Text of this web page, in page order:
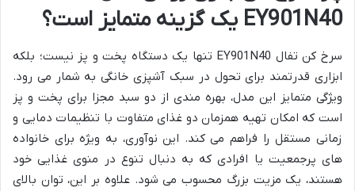
EY901N40 یک گزینه متمایز است؟
سرخ کن تفال EY901N40 تنها یک دستگاه پخت و پز نیست؛ بلکه
ابزاری قدرتمند برای تحول در سبک آشپزی خانگی به شمار می رود.
ویژگی متمایز این مدل، بهره مندی از دو سبد مجزا برای پخت و پز
است که امکان تهیه همزمان دو غذای متفاوت با تنظیمات دمایی و
زمانی مستقل را فراهم می کند. این نوآوری، به ویژه برای خانواده
های پرجمعیت یا افرادی که به دنبال تنوع در منوی غذایی خود
هستند، یک مزیت بزرگ محسوب می شود. علاوه بر این، توان بالای